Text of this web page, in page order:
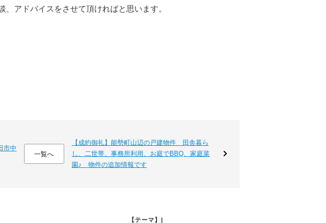
アドバイスをさせて頂ければと思います。
市中
一覧へ
【成約御礼】能勢町山辺の戸建物件 田舎暮ら
し、二世帯、事務所利用、お庭でBBQ、家庭菜
園♪ 物件の追加情報です
【テーマ】|